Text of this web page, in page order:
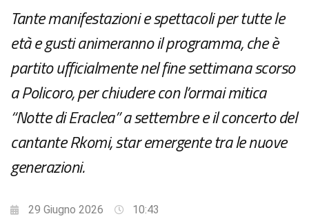
Tante manifestazioni e spettacoli per tutte le
età e gusti animeranno il programma, che è
partito ufficialmente nel fine settimana scorso
a Policoro, per chiudere con l’ormai mitica
“Notte di Eraclea” a settembre e il concerto del
cantante Rkomi, star emergente tra le nuove
generazioni.
29 Giugno 2026
10:43